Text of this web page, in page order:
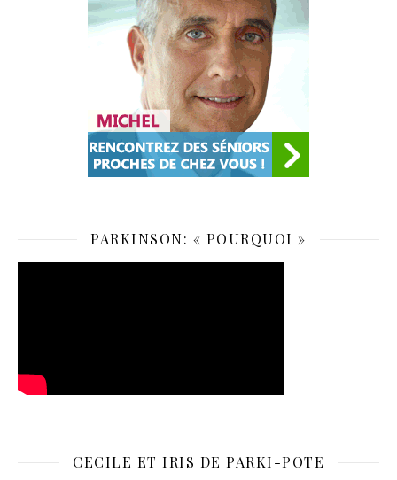
PARKINSON: « POURQUOI »
CECILE ET IRIS DE PARKI-POTE